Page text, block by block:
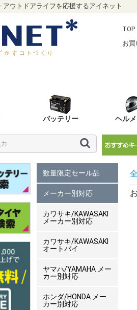
アウトドアライフを応援するアイネット
TOP
お
バッテリー ヘル
数量限定セール品
メーカー別対応
カワサキ/KAWASAKI
メーカー別対応
カワサキ/KAWASAKI
オートバイ
ヤマハ/YAMAHA メー
カー別対応
ホンダ/HONDA メー
カー別対応